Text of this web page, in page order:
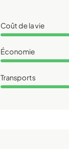
Coût de la vie
Économie
Transports